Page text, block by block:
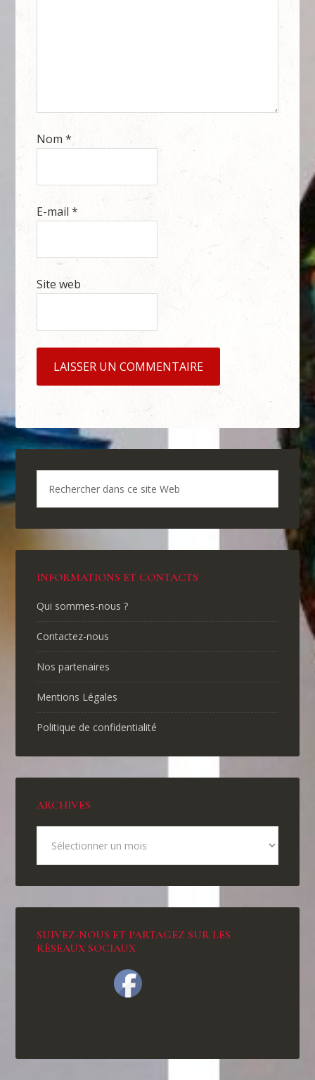
Nom*
E-mail*
Site web
INFORMATIONS ET CONTACTS
Qui sommes-nous ?
Contactez-nous
Nos partenaires
Mentions Légales
Politique de confidentialité
ARCHIVES
SUIVEZ-NOUS ET PARTAGEZ SUR LES
RÉSEAUX SOCIAUX